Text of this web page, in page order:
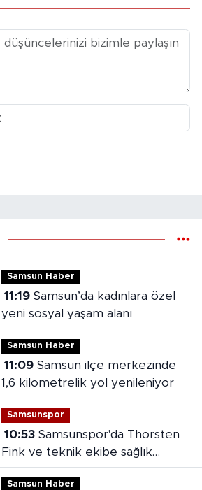
Samsun Haber
11:19Samsun’da kadınlara özel
yeni sosyal yaşam alanı
Samsun Haber
11:09Samsun ilçe merkezinde
1,6 kilometrelik yol yenileniyor
Samsunspor
10:53Samsunspor'da Thorsten
Fink ve teknik ekibe sağlık
kontrolü
Samsun Haber